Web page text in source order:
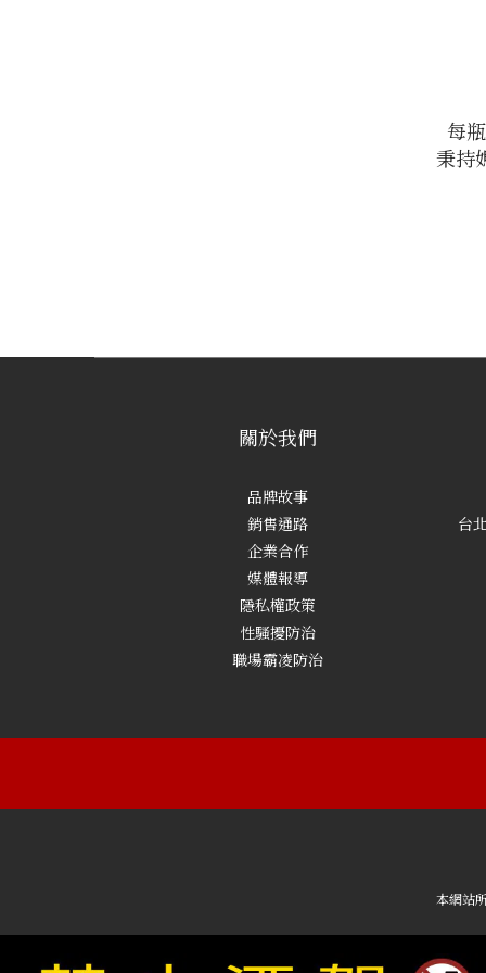
每
秉持
關於我們
品牌故事
銷售通路
企業合作
媒體報導
隱私權政策
性騷擾防治
職場霸凌防治
台
本網站